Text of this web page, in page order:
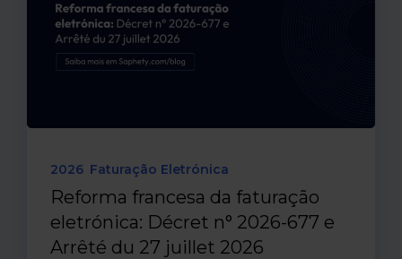
2026 Faturação Eletrónica
Reforma francesa da faturação
eletrónica: Décret n° 2026-677 e
Arrêté du 27 juillet 2026